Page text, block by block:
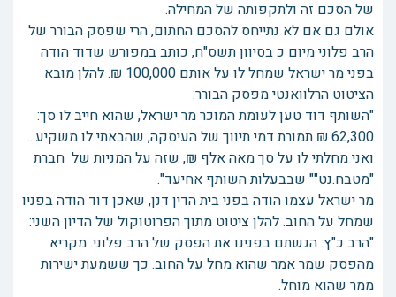
של הסכם זה ולתקפותה של המחילה.
אולם גם אם לא נתייחס להסכם החתום, הרי שפסק הבורר של
הרב פלוני מיום כ בסיוון תשס"ח, כותב במפורש שדוד הודה
בפני מר ישראל שמחל לו על אותם 100,000 ₪. להלן מובא
הציטוט הרלוואנטי מפסק הבורר:
"השותף דוד טען לעומת המוכר מר ישראל, שהוא חייב לו סך:
62,300 ₪ תמורת דמי תיווך של העיסקה, שהבאתי לו משקיע...
ואני מחלתי לו על סך מאה אלף ₪, שזה על המניות של חברת
"מטבח.נט"" שבבעלות השותף אחיעד".
מר ישראל עצמו הודה בפני בית הדין דנן, שאכן דוד הודה בפניו
שמחל על החוב. להלן ציטוט מתוך הפרוטוקול של הדיון השני:
"הרב כ"ץ: הגשתם בפנינו את הפסק של הרב פלוני. מקריא
מהפסק שמר אמר שהוא מחל על החוב. כך ששמעת ישירות
ממר שהוא מוחל.